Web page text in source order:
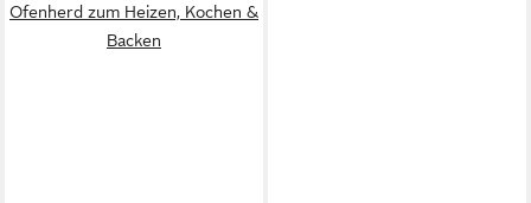
Ofenherd zum Heizen, Kochen &
Backen